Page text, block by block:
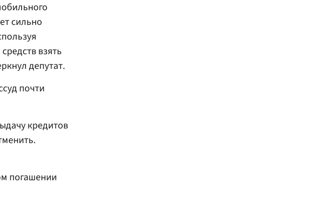
сильно
взять
депутат.
почти
кредитов
погашении